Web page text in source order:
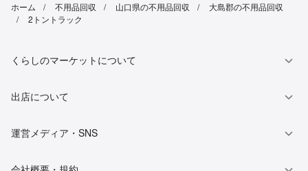
ホーム 不用品回収 山口県の不用品回収
大島郡の不用品回収
2トントラック
くらしのマーケットについて
出店について
運営メディア・SNS